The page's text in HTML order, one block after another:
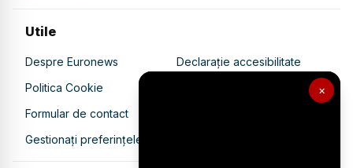
×
Utile
Despre Euronews
Declarație accesibilitate
Politica Cookie
Politica de confidențialitate
Formular de contact
Gestionați preferințele